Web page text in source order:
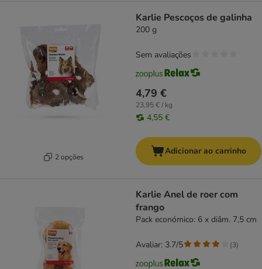
2 opções
Karlie Pescoços de galinha
200 g
4,79 €
23,95 € / kg
4,55 €
Sem avaliações
Adicionar ao carrinho
Karlie Anel de roer com
frango
Pack económico: 6 x diâm. 7,5 cm
Avaliar: 3.7/5 (3)